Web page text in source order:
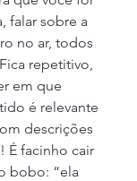
falar sobre a
no ar, todos
repetitivo,
em que
é relevante
descrições
É facinho cair
bobo: “ela